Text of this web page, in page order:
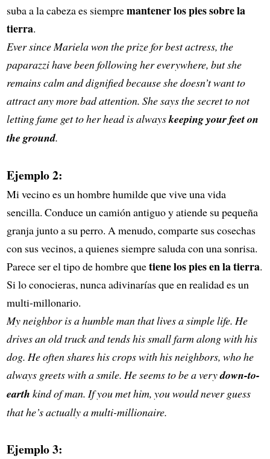
suba a la cabeza es siempremantener los pies sobre la
tierra.
Ever since Mariela won the prize for best actress, the
paparazzi have been following her everywhere, but she
remains calm and dignified because she doesn’t want to
attract any more bad attention. She says the secret to not
letting fame get to her head is alwayskeeping your feet on
the ground.
Ejemplo 2:
Mi vecino es un hombre humilde que vive una vida
sencilla. Conduce un camión antiguo y atiende su pequeña
granja junto a su perro. A menudo, comparte sus cosechas
con sus vecinos, a quienes siempre saluda con una sonrisa.
Parece ser el tipo de hombre quetiene los pies en la tierra.
Si lo conocieras, nunca adivinarías que en realidad es un
multi-millonario.
My neighbor is a humble man that lives a simple life. He
drives an old truck and tends his small farm along with his
dog. He often shares his crops with his neighbors, who he
always greets with a smile. He seems to be a verydown-to-
earth kind of man. If you met him, you would never guess
that he’s actually a multi-millionaire.
Ejemplo 3: